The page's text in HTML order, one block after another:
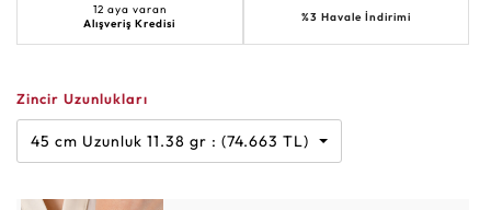
12 aya varan
Alışveriş Kredisi
%3 Havale İndirimi
Zincir Uzunlukları
45 cm Uzunluk 11.38 gr : (74.663 TL)